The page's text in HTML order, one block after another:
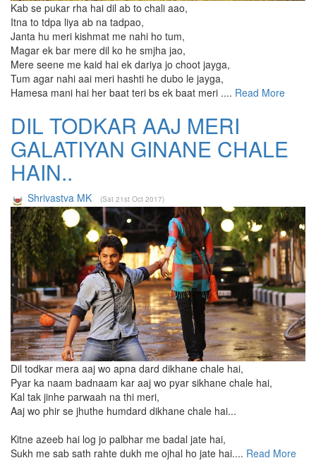
Kab se pukar rha hai dil ab to chali aao,
Itna to tdpa liya ab na tadpao,
Janta hu meri kishmat me nahi ho tum,
Magar ek bar mere dil ko he smjha jao,
Mere seene me kaid hai ek dariya jo choot jayga,
Tum agar nahi aai meri hashti he dubo le jayga,
Hamesa mani hai her baat teri bs ek baat meri .... Read More
DIL TODKAR AAJ MERI
GALATIYAN GINANE CHALE
HAIN..
Shrivastva MK (Sat 21st Oct 2017)
Dil todkar mera aaj wo apna dard dikhane chale hai,
Pyar ka naam badnaam kar aaj wo pyar sikhane chale hai,
Kal tak jinhe parwaah na thi meri,
Aaj wo phir se jhuthe humdard dikhane chale hai...
Kitne azeeb hai log jo palbhar me badal jate hai,
Sukh me sab sath rahte dukh me ojhal ho jate hai.... Read More